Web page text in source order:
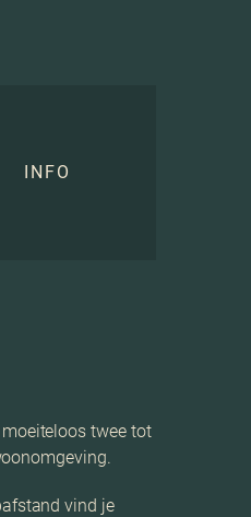
INFO
twee tot
vind je